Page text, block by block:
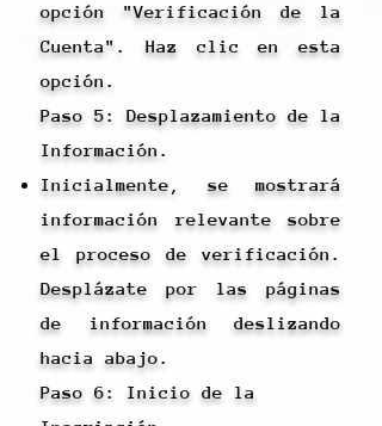
opción "Verificación de la
Cuenta". Haz clic en esta
opción.
Paso 5: Desplazamiento de la
Información.
Inicialmente, se mostrará
información relevante sobre
el proceso de verificación.
Desplázate por las páginas
de información deslizando
hacia abajo.
Paso 6: Inicio de la